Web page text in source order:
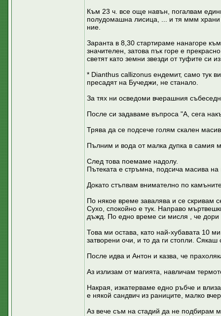
Към 23 ч. все още навън, погалвам
полудомашна лисица, ... и тя ммм храни
ние.
Заранта в 8,30 стартираме нанагоре
значителен, затова пък горе е
светят като земни звезди от туфите си
* Dianthus callizonus ендемит, само тук
пресадят на Бучеджи, не станало.
За тях ни осведоми вчерашния
После си задаваме въпроса "А, сега
Трява да се подсече голям скален
Пълним и вода от малка дупка в самия
След това поемаме надолу.
Пътеката е стръмна, подсича масива
Докато стъпвам внимателно по
По някое време завалява и се скривам
Сухо, спокойно е тук. Направо
дъжд. По едно време си мисля , че
Това ми остава, като най-хубавата 10
затворени очи, и то да ги стопли.
После идва и Антон и казва, че
Аз излизам от магията, навличам
Накрая, изкатерваме едно ръбче и
е някой сандвич из раниците, малко
Аз вече съм на стадий да не подбирам